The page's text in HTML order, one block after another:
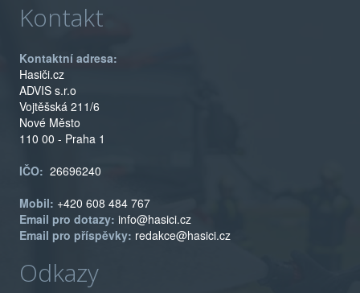
Kontakt
Kontaktní adresa:
Hasiči.cz
ADVIS s.r.o
Vojtěšská 211/6
Nové Město
110 00 - Praha 1
IČO: 26696240
Mobil: +420 608 484 767
Email pro dotazy: info@hasici.cz
Email pro příspěvky: redakce@hasici.cz
Odkazy